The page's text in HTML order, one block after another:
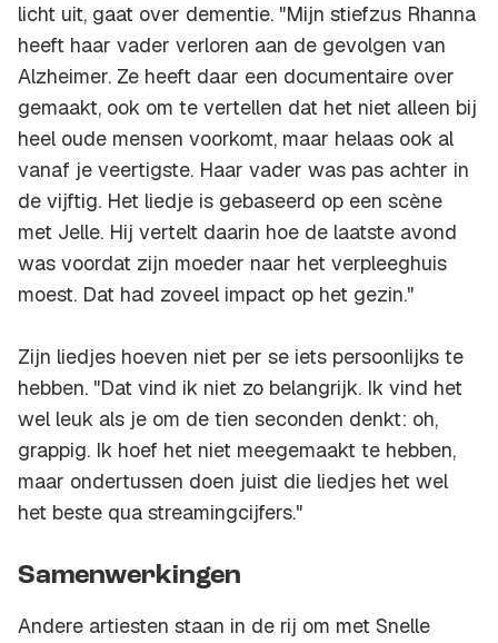
licht uit, gaat over dementie. "Mijn stiefzus Rhanna
heeft haar vader verloren aan de gevolgen van
Alzheimer. Ze heeft daar een documentaire over
gemaakt, ook om te vertellen dat het niet alleen bij
heel oude mensen voorkomt, maar helaas ook al
vanaf je veertigste. Haar vader was pas achter in
de vijftig. Het liedje is gebaseerd op een scène
met Jelle. Hij vertelt daarin hoe de laatste avond
was voordat zijn moeder naar het verpleeghuis
moest. Dat had zoveel impact op het gezin."
Zijn liedjes hoeven niet per se iets persoonlijks te
hebben. "Dat vind ik niet zo belangrijk. Ik vind het
wel leuk als je om de tien seconden denkt: oh,
grappig. Ik hoef het niet meegemaakt te hebben,
maar ondertussen doen juist die liedjes het wel
het beste qua streamingcijfers."
Samenwerkingen
Andere artiesten staan in de rij om met Snelle